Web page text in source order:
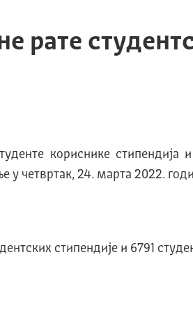
рате
кориснике
у четвртак, 24. марта 2022.
стипендије и 6791